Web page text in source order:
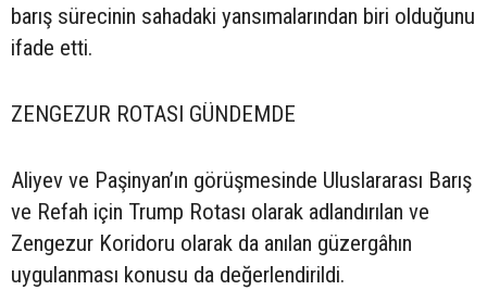
barış sürecinin sahadaki yansımalarından biri olduğunu
ifade etti.
ZENGEZUR ROTASI GÜNDEMDE
Aliyev ve Paşinyan’ın görüşmesinde Uluslararası Barış
ve Refah için Trump Rotası olarak adlandırılan ve
Zengezur Koridoru olarak da anılan güzergâhın
uygulanması konusu da değerlendirildi.